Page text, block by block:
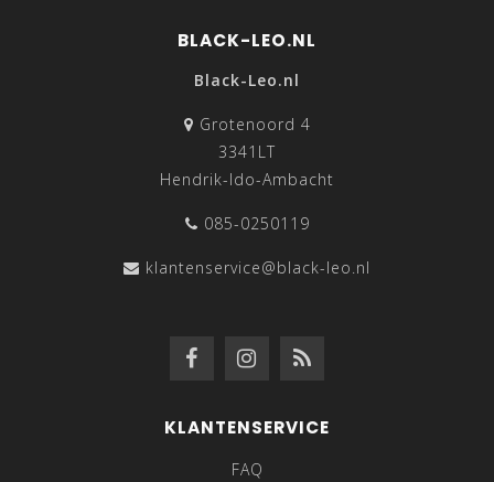
BLACK-LEO.NL
Black-Leo.nl
Grotenoord 4
3341LT
Hendrik-Ido-Ambacht
085-0250119
klantenservice@black-leo.nl
KLANTENSERVICE
FAQ